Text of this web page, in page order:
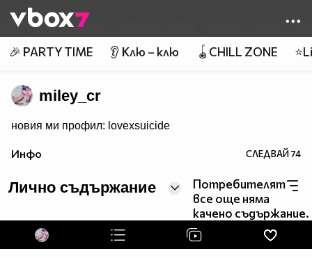
👾
🎉 PARTY TIME 👂 Клю – клю 🪀CHILL ZONE
miley_cr
новия ми профил: lovexsuicide
Инфо СЛЕДВАЙ74
Лично съдържание
Потребителят
все още няма
качено съдържание.